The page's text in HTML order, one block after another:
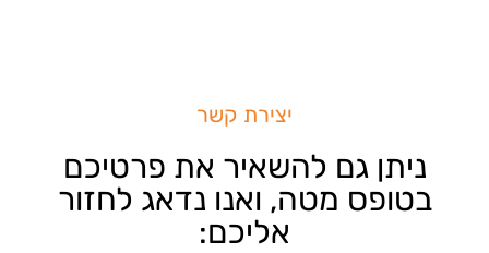
יצירת קשר
ניתן גם להשאיר את פרטיכם
בטופס מטה, ואנו נדאג לחזור
אליכם: